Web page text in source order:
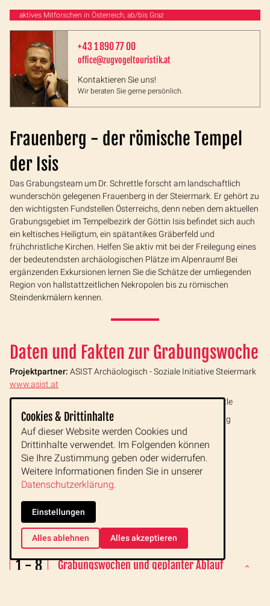
Frauenberg - der römische Tempel
der Isis
Das Grabungsteam um Dr. Schrettle forscht am landschaftlich
wunderschön gelegenen Frauenberg in der Steiermark. Er gehört zu
den wichtigsten Fundstellen Österreichs, denn neben dem aktuellen
Grabungsgebiet im Tempelbezirk der Göttin Isis befindet sich auch
ein keltisches Heiligtum, ein spätantikes Gräberfeld und
frühchristliche Kirchen. Helfen Sie aktiv mit bei der Freilegung eines
der bedeutendsten archäologischen Plätze im Alpenraum! Bei
ergänzenden Exkursionen lernen Sie die Schätze der umliegenden
Region von hallstattzeitlichen Nekropolen bis zu römischen
Steindenkmälern kennen.
Daten und Fakten zur Grabungswoche
Projektpartner: ASISTArchäologisch - Soziale Initiative Steiermark
www.asist.at
Projektleitung und Grabungsleitung:Dr. Bernhard Schrettle
Grabungsort: Freigelände des Tempelmuseums Frauenberg
www.tempelmuseum-frauenberg.at
Reiseverlauf
TAG
1 - 8
Grundsätzliches zur Teilnahme an
Grabungswochen und geplanter Ablauf
aktives Mitforschen in Österreich, ab/bis Graz
+43 1 890 77 00
office@zugvogeltouristik.at
Kontaktieren Sie uns!
Wir beraten Sie gerne persönlich.
Cookies & Drittinhalte
Auf dieser Website werden Cookies und
Drittinhalte verwendet. Im Folgenden können
Sie Ihre Zustimmung geben oder widerrufen.
Weitere Informationen finden Sie in unserer
Datenschutzerklärung.
Einstellungen
Alles ablehnen Alles akzeptieren